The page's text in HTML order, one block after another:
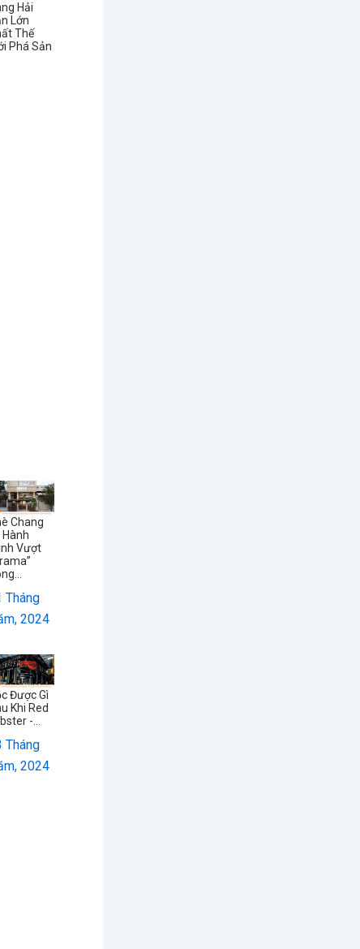
Hải
Lớn
Thế
Phá Sản
Chang
Hành
Vượt
Tháng
2024
Được Gì
Khi Red
-...
Tháng
2024